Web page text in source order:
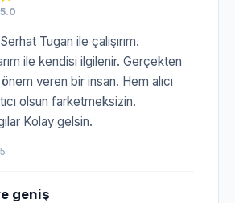
5.0
Tugan ile çalışırım.
ile kendisi ilgilenir. Gerçekten
veren bir insan. Hem alıcı
olsun farketmeksizin.
Kolay gelsin.
geniş